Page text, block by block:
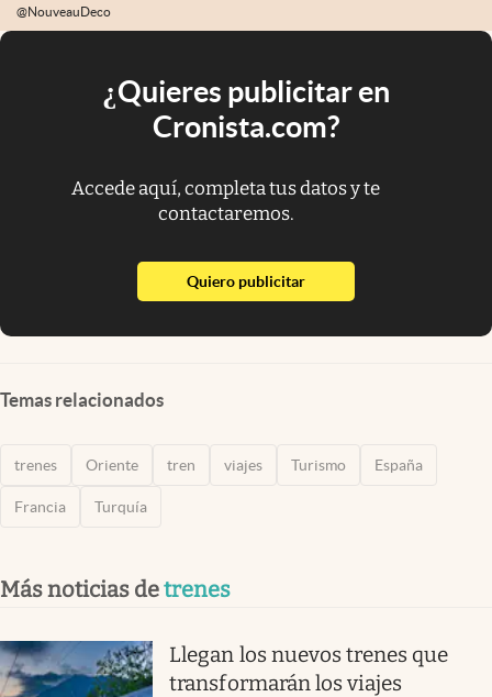
@NouveauDeco
¿Quieres publicitar en
Cronista.com?
Accede aquí, completa tus datos y te
contactaremos.
Quiero publicitarabre en nueva pestaña
Temas relacionados
trenes Oriente tren viajes Turismo España
Francia Turquía
Más noticias detrenes
Llegan los nuevos trenes que
transformarán los viajes